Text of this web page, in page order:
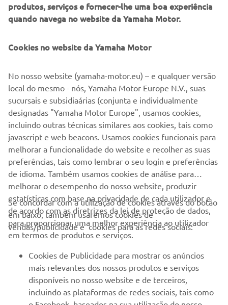
Yamaha Motor Factory Warranty
Garantia de cinco anos nos novos motores fora de borda
Yamaha a quatro tempos
Ler mais
EMPRESA
MAIS YAMAHA
produtos, serviços e fornecer-lhe uma boa experiência
quando navega no website da Yamaha Motor.
Cookies no website da Yamaha Motor
No nosso website (yamaha-motor.eu) – e qualquer versão
local do mesmo - nós, Yamaha Motor Europe N.V., suas
sucursais e subsidiaárias (conjunta e individualmente
designadas "Yamaha Motor Europe", usamos cookies,
incluindo outras técnicas similares aos cookies, tais como
javascript e web beacons. Usamos cookies funcionais para
melhorar a funcionalidade do website e recolher as suas
preferências, tais como lembrar o seu login e preferências
de idioma. Também usamos cookies de análise para
melhorar o desempenho do nosso website, produzir
estatísticas com base na privacidade de cada utilizador e
de acordo com as diretrizes da lei de proteção de dados,
para proporcionar uma melhor experiência ao utilizador
em termos de produtos e serviços.
Se concordar com a utilização de cookies através do botão
em baixo, também usaremos cookies de
vendas/publicidade e cookies para as redes sociais:
Cookies de Publicidade para mostrar os anúncios
mais relevantes dos nossos produtos e serviços
disponíveis no nosso website e de terceiros,
incluindo as plataformas de redes sociais, tais como